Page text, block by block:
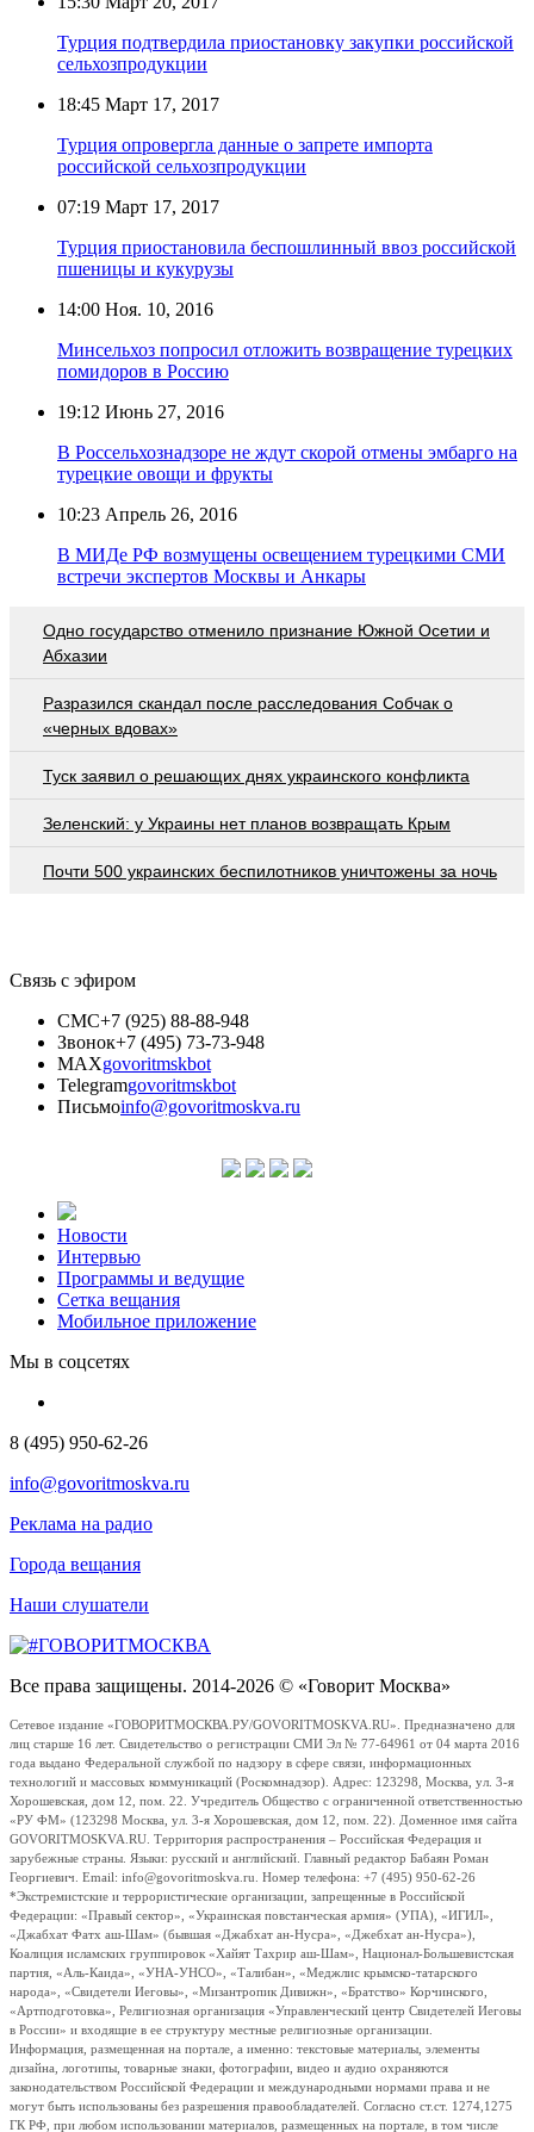
Турция подтвердила приостановку закупки российской
сельхозпродукции
18:45 Март 17, 2017
Турция опровергла данные о запрете импорта
российской сельхозпродукции
07:19 Март 17, 2017
Турция приостановила беспошлинный ввоз российской
пшеницы и кукурузы
14:00 Ноя. 10, 2016
Минсельхоз попросил отложить возвращение турецких
помидоров в Россию
19:12 Июнь 27, 2016
В Россельхознадзоре не ждут скорой отмены эмбарго на
турецкие овощи и фрукты
10:23 Апрель 26, 2016
В МИДе РФ возмущены освещением турецкими СМИ
встречи экспертов Москвы и Анкары
Одно государство отменило признание Южной Осетии и
Абхазии
Разразился скандал после расследования Собчак о
«черных вдовах»
Туск заявил о решающих днях украинского конфликта
Зеленский: у Украины нет планов возвращать Крым
Почти 500 украинских беспилотников уничтожены за ночь
Связь с эфиром
СМС+7 (925) 88-88-948
Звонок+7 (495) 73-73-948
MAXgovoritmskbot
Telegramgovoritmskbot
Письмоinfo@govoritmoskva.ru
Новости
Интервью
Программы и ведущие
Сетка вещания
Мобильное приложение
Мы в соцсетях
8 (495) 950-62-26
info@govoritmoskva.ru
Реклама на радио
Города вещания
Наши слушатели
Все права защищены. 2014-2026 © «Говорит Москва»
Сетевое издание «ГОВОРИТМОСКВА.РУ/GOVORITMOSKVA.RU». Предназначено для
лиц старше 16 лет. Свидетельство о регистрации СМИ Эл № 77-64961 от 04 марта 2016
года выдано Федеральной службой по надзору в сфере связи, информационных
технологий и массовых коммуникаций (Роскомнадзор). Адрес: 123298, Москва, ул. 3-я
Хорошевская, дом 12, пом. 22. Учредитель Общество с ограниченной ответственностью
«РУ ФМ» (123298 Москва, ул. 3-я Хорошевская, дом 12, пом. 22). Доменное имя сайта
GOVORITMOSKVA.RU. Территория распространения – Российская Федерация и
зарубежные страны. Языки: русский и английский. Главный редактор Бабаян Роман
Георгиевич. Email: info@govoritmoskva.ru. Номер телефона: +7 (495) 950-62-26
*Экстремистские и террористические организации, запрещенные в Российской
Федерации: «Правый сектор», «Украинская повстанческая армия» (УПА), «ИГИЛ»,
«Джабхат Фатх аш-Шам» (бывшая «Джабхат ан-Нусра», «Джебхат ан-Нусра»),
Коалиция исламских группировок «Хайят Тахрир аш-Шам», Национал-Большевистская
партия, «Аль-Каида», «УНА-УНСО», «Талибан», «Меджлис крымско-татарского
народа», «Свидетели Иеговы», «Мизантропик Дивижн», «Братство» Корчинского,
«Артподготовка», Религиозная организация «Управленческий центр Свидетелей Иеговы
в России» и входящие в ее структуру местные религиозные организации.
Информация, размещенная на портале, а именно: текстовые материалы, элементы
дизайна, логотипы, товарные знаки, фотографии, видео и аудио охраняются
законодательством Российской Федерации и международными нормами права и не
могут быть использованы без разрешения правообладателей. Согласно ст.ст. 1274,1275
ГК РФ, при любом использовании материалов, размещенных на портале, в том числе